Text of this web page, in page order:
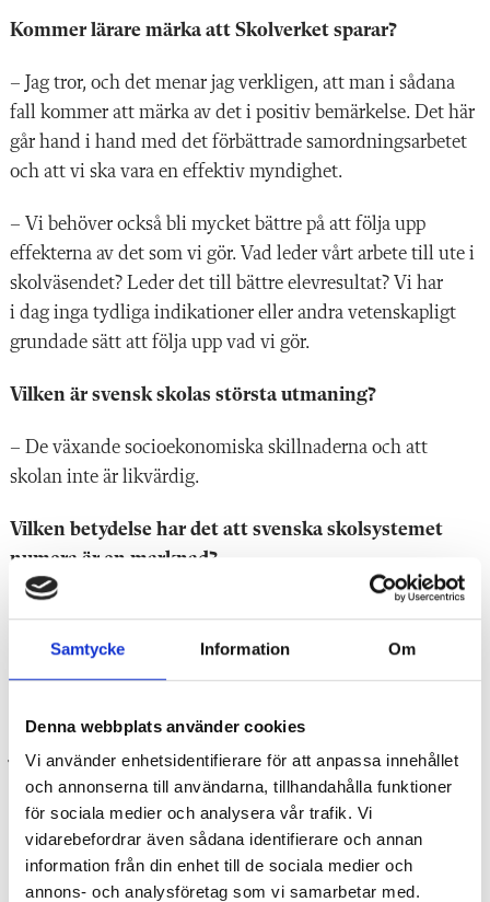
Samtycke Information Om
Denna webbplats använder cookies
Vi använder enhetsidentifierare för att anpassa innehållet
och annonserna till användarna, tillhandahålla funktioner
för sociala medier och analysera vår trafik. Vi
vidarebefordrar även sådana identifierare och annan
information från din enhet till de sociala medier och
annons- och analysföretag som vi samarbetar med.
Kommer lärare märka att ­Skolverket sparar?
– Jag tror, och det menar jag verkligen, att man i sådana
fall kommer att märka av det i positiv bemärkelse. Det här
går hand i hand med det förbättrade samordningsarbetet
och att vi ska vara en effektiv myndighet.
– Vi behöver också bli mycket bättre på att följa upp
effekterna av det som vi gör. Vad leder vårt arbete till ute i
skolväsendet? Leder det till bättre elevresultat? Vi har
i dag inga tydliga indikationer eller andra vetenskapligt
grundade sätt att följa upp vad vi gör.
Vilken är svensk skolas största utmaning?
– De växande socioekonomiska skillnaderna och att
skolan inte är likvärdig.
Vilken betydelse har det att svenska skolsystemet
numera är en marknad?
väldigt många skolhuvudmän som dessutom har väldigt
Ja, hur?
– Det måste finnas en styrning och krav som gör att vi
säkerställer en likvärdig skola. Exakt vilka komponenter
det kräver har jag inte svar på.